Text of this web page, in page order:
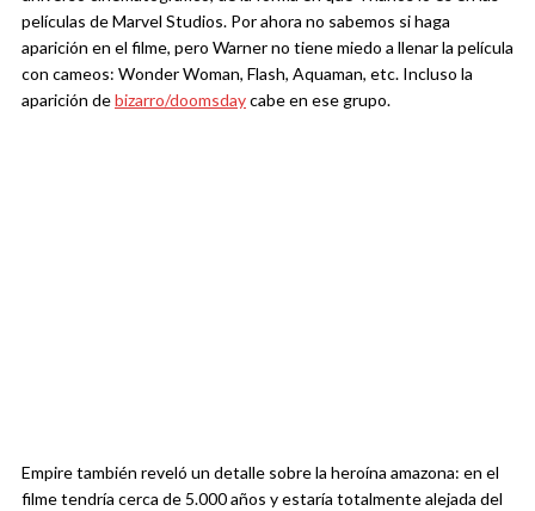
películas de Marvel Studios. Por ahora no sabemos si haga
aparición en el filme, pero Warner no tiene miedo a llenar la película
con cameos: Wonder Woman, Flash, Aquaman, etc. Incluso la
aparición debizarro/doomsdaycabe en ese grupo.
Empire también reveló un detalle sobre la heroína amazona: en el
filme tendría cerca de 5.000 años y estaría totalmente alejada del